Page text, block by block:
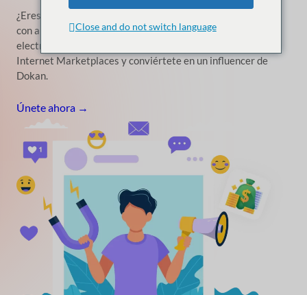
¿Eres un blogger, podcaster o video apasionado?
con amor por el software, la tecnología o¿Comercio
electrónico? Únase a nosotros para dar forma al futuro de
InternetMarketplaces y conviértete en un influencer de
Dokan.
Únete ahora →
Close and do not switch language